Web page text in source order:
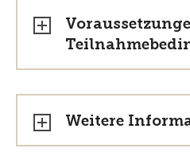
Weitere